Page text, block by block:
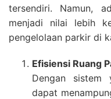
tersendiri. Namun,
menjadi nilai lebih
pengelolaan parkir di
Efisiensi Ruang
Dengan sistem
dapat